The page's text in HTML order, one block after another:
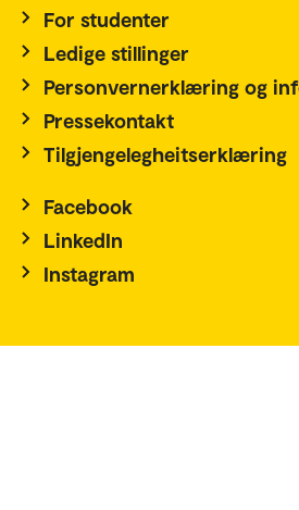
For studenter
Ledige stillinger
Personvernerklæring og
Pressekontakt
Tilgjengelegheitserklæring
Facebook
LinkedIn
Instagram